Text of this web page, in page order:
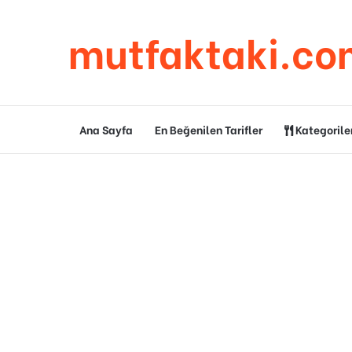
Ana Sayfa En Beğenilen Tarifler